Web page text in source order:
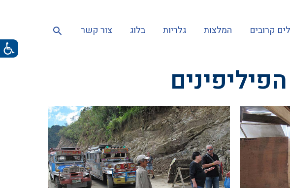
קרובים המלצות גלריות בלוג צור קשר